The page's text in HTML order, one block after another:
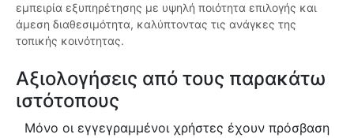
εμπειρία εξυπηρέτησης με υψηλή ποιότητα επιλογής και
άμεση διαθεσιμότητα, καλύπτοντας τις ανάγκες της
τοπικής κοινότητας.
Αξιολογήσεις από τους παρακάτω
ιστότοπους
Μόνο οι εγγεγραμμένοι χρήστες έχουν πρόσβαση